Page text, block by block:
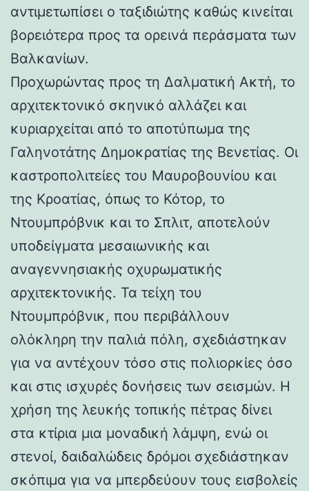
αντιμετωπίσει ο ταξιδιώτης καθώς κινείται
βορειότερα προς τα ορεινά περάσματα των
Βαλκανίων.
Προχωρώντας προς τη Δαλματική Ακτή, το
αρχιτεκτονικό σκηνικό αλλάζει και
κυριαρχείται από το αποτύπωμα της
Γαληνοτάτης Δημοκρατίας της Βενετίας. Οι
καστροπολιτείες του Μαυροβουνίου και
της Κροατίας, όπως το Κότορ, το
Ντουμπρόβνικ και το Σπλιτ, αποτελούν
υποδείγματα μεσαιωνικής και
αναγεννησιακής οχυρωματικής
αρχιτεκτονικής. Τα τείχη του
Ντουμπρόβνικ, που περιβάλλουν
ολόκληρη την παλιά πόλη, σχεδιάστηκαν
για να αντέχουν τόσο στις πολιορκίες όσο
και στις ισχυρές δονήσεις των σεισμών. Η
χρήση της λευκής τοπικής πέτρας δίνει
στα κτίρια μια μοναδική λάμψη, ενώ οι
στενοί, δαιδαλώδεις δρόμοι σχεδιάστηκαν
σκόπιμα για να μπερδεύουν τους εισβολείς